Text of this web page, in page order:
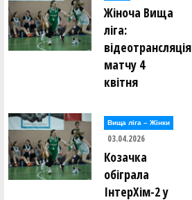
Жіноча Вища
ліга:
відеотрансляція
матчу 4
квітня
Вища лiга – Жiнки
03.04.2026
Козачка
обіграла
ІнтерХім-2 у